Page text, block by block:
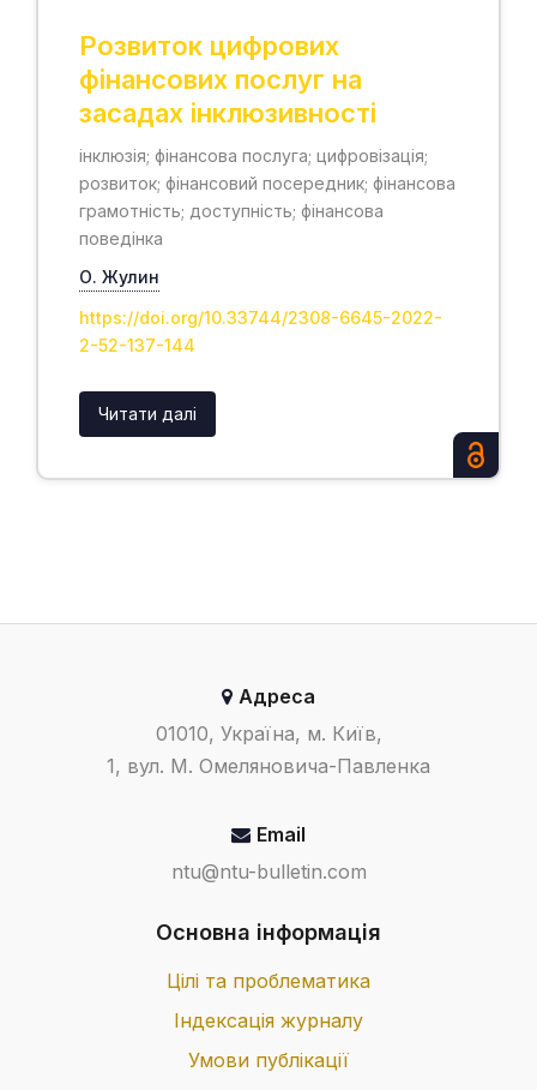
Розвиток цифрових
фінансових послуг на
засадах інклюзивності
інклюзія; фінансова послуга; цифровізація;
розвиток; фінансовий посередник; фінансова
грамотність; доступність; фінансова
поведінка
О. Жулин
https://doi.org/10.33744/2308-6645-2022-
2-52-137-144
Читати далі
Адреса
01010, Україна, м. Київ,
1, вул. М. Омеляновича-Павленка
Email
ntu@ntu-bulletin.com
Основна інформація
Цілі та проблематика
Індексація журналу
Умови публікації